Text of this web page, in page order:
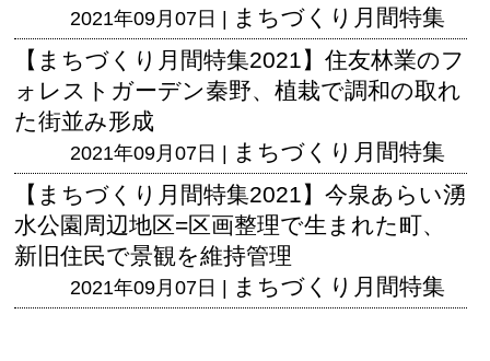
2021年09月07日 | まちづくり月間特集
【まちづくり月間特集2021】住友林業のフ
ォレストガーデン秦野、植栽で調和の取れ
た街並み形成
2021年09月07日 | まちづくり月間特集
【まちづくり月間特集2021】今泉あらい湧
水公園周辺地区=区画整理で生まれた町、
新旧住民で景観を維持管理
2021年09月07日 | まちづくり月間特集